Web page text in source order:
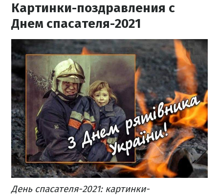
Картинки-поздравления с
Днем спасателя-2021
День спасателя-2021: картинки-